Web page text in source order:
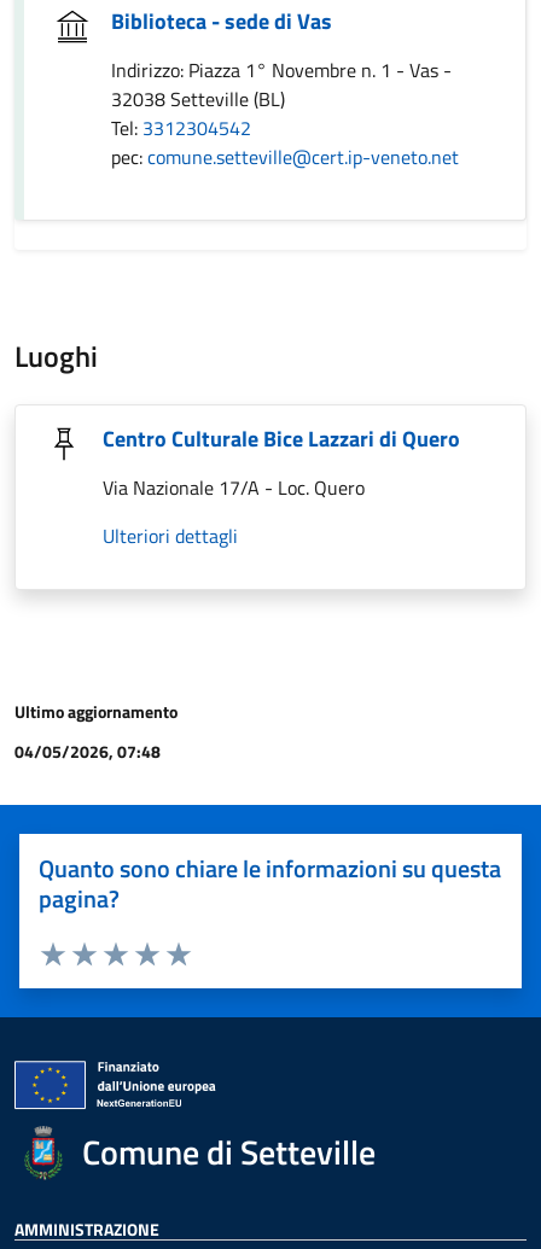
Biblioteca - sede di Vas
Indirizzo: Piazza 1° Novembre n. 1 - Vas -
32038 Setteville (BL)
Tel: 3312304542
pec:comune.setteville@cert.ip-veneto.net
Luoghi
Centro Culturale Bice Lazzari di Quero
Via Nazionale 17/A - Loc. Quero
Ulteriori dettagli
Ultimo aggiornamento
04/05/2026, 07:48
Quanto sono chiare le informazioni su questa
pagina?
Valuta 5 stelle su 5
Valuta 4 stelle su 5
Valuta 3 stelle su 5
Valuta 2 stelle su 5
Valuta 1 stelle su 5
Comune di Setteville
AMMINISTRAZIONE